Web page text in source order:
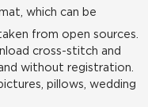
which can be
from open sources.
cross-stitch and
without registration.
pillows, wedding